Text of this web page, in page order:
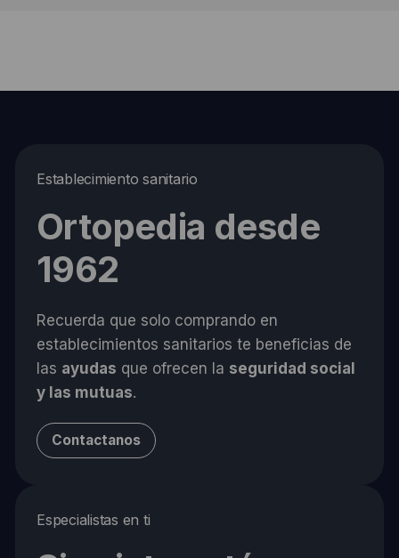
Establecimiento sanitario
Ortopedia desde
1962
Recuerda que solo comprando en
establecimientos sanitarios te beneficias de
las ayudas que ofrecen la seguridad social
y las mutuas.
Contactanos
Especialistas en ti